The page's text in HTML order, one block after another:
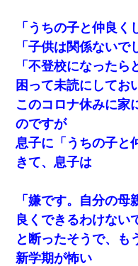
「うちの子と仲良く
「子供は関係ないで
「不登校になったら
困って未読にしてお
このコロナ休みに家
のですが
息子に「うちの子と
きて、息子は
「嫌です。自分の
良くできるわけない
と断ったそうで、も
新学期が怖い